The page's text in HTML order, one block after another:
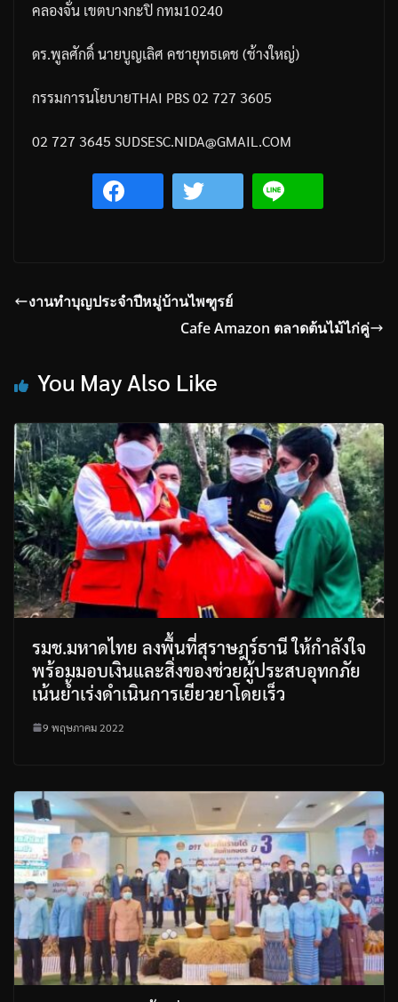
คลองจั่น เขตบางกะปิกทม10240
ดร.พูลศักดิ์นายบูญเลิศ คชายุทธเดช (ช้างใหญ่)
กรรมการนโยบายTHAI PBS 02 727 3605
02 727 3645 SUDSESC.NIDA@GMAIL.COM
งานทำบุญประจำปีหมู่บ้านไพฑูรย์
Cafe Amazon ตลาดต้นไม้ไก่คู่
You May Also Like
รมช.มหาดไทย ลงพื้นที่สุราษฎร์ธานี ให้กำลังใจ
พร้อมมอบเงินและสิ่งของช่วยผู้ประสบอุทกภัย
เน้นย้ำเร่งดำเนินการเยียวยาโดยเร็ว
9 พฤษภาคม 2022